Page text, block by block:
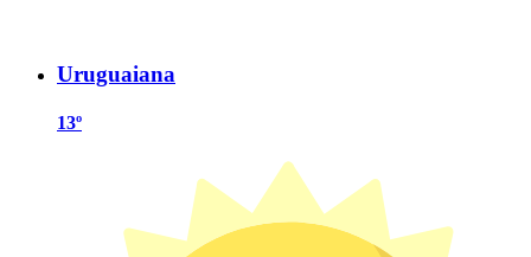
Uruguaiana
13º